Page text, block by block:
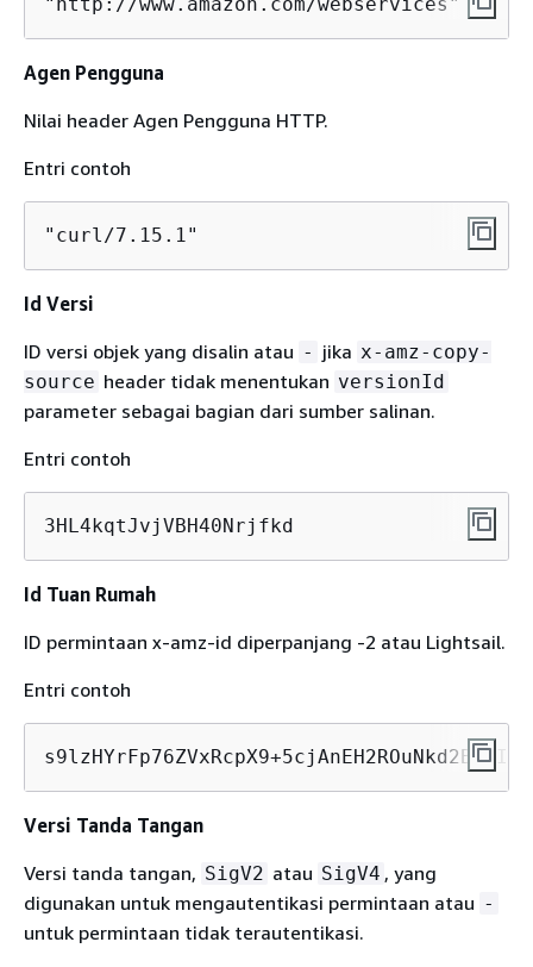
Agen Pengguna
Nilai header Agen Pengguna HTTP.
Entri contoh
"curl/7.15.1"
Id Versi
ID versi objek yang disalin atau - jika x-amz-copy-
source header tidak menentukan versionId
parameter sebagai bagian dari sumber salinan.
Entri contoh
3HL4kqtJvjVBH40Nrjfkd
Id Tuan Rumah
ID permintaan x-amz-id diperpanjang -2 atau Lightsail.
Entri contoh
Versi Tanda Tangan
Versi tanda tangan, SigV2 atau SigV4 , yang
digunakan untuk mengautentikasi permintaan atau -
untuk permintaan tidak terautentikasi.